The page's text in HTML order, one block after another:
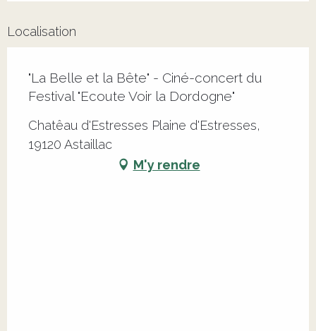
Localisation
"La Belle et la Bête" - Ciné-concert du
Festival "Ecoute Voir la Dordogne"
Chatêau d'Estresses Plaine d'Estresses,
19120 Astaillac
M'y rendre